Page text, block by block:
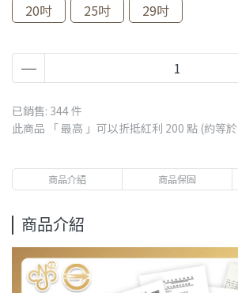
20吋
25吋 29吋
已銷售: 344 件
此商品 「 最高 」可以折抵紅利 200 點 (約等於
商品介紹 商品保固
商品介紹